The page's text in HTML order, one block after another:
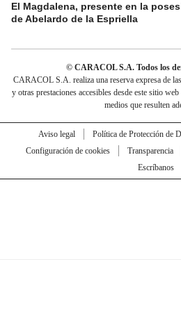
El Magdalena, presente en la
de Abelardo de la Espriella
© CARACOL S.A. Todos los
CARACOL S.A. realiza una reserva expresa de
y otras prestaciones accesibles desde este sitio
medios que resulten
Aviso legal Política de Protección de
Configuración de cookies
Transparencia
Escríbanos